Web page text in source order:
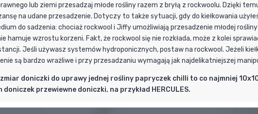
lub ziemi przesadzaj młode rośliny razem z bryłą z rockwoolu. Dzięki
na udane przesadzenie. Dotyczy to także sytuacji, gdy do kiełkowania
do sadzenia: chociaż rockwool i Jiffyumożliwiają przesadzenie młodej
hamuje wzrostu korzeni. Fakt, że rockwool się nie rozkłada, może z kolei
Jeśli używasz systemów hydroponicznych, postaw na rockwool. Jeżeli
są bardzo wrażliwe i przy przesadzaniu wymagają jak najdelikatniejszej
doniczki do uprawy jednej rośliny papryczek chilli to co najmniej
przewiewne doniczki, na przykład HERCULES.